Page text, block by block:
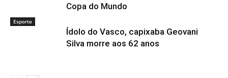
Copa do Mundo
Esporte
Ídolo do Vasco, capixaba Geovani
Silva morre aos 62 anos